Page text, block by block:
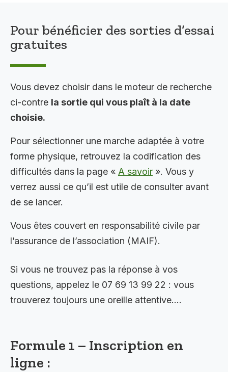
Pour bénéficier des sorties d’essai
gratuites
Vous devez choisir dans le moteur de recherche
ci-contre la sortie qui vous plaît à la date
choisie.
Pour sélectionner une marche adaptée à votre
forme physique, retrouvez la codification des
difficultés dans la page « A savoir ». Vous y
verrez aussi ce qu’il est utile de consulter avant
de se lancer.
Vous êtes couvert en responsabilité civile par
l’assurance de l’association (MAIF).
Si vous ne trouvez pas la réponse à vos
questions, appelez le 07 69 13 99 22 : vous
trouverez toujours une oreille attentive….
Formule 1 – Inscription en
ligne :